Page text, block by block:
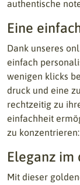
authentische
Eine
Dank unseres
einfach
wenigen klicks
druck und eine
rechtzeitig zu
einfachheit
zu
Eleganz
Mit dieser